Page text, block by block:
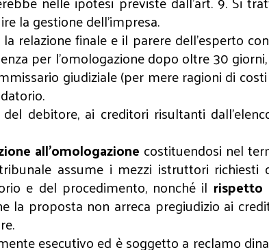
la gestione dell’impresa.
relazione finale e il parere dell’esperto
per l’omologazione dopo oltre 30
giudiziale (per mere ragioni di
debitore, ai creditori risultanti
all’omologazione costituendosi nel
assume i mezzi istruttori
e del procedimento, nonché il rispetto
la proposta non arreca pregiudizio ai
esecutivo ed è soggetto a reclamo